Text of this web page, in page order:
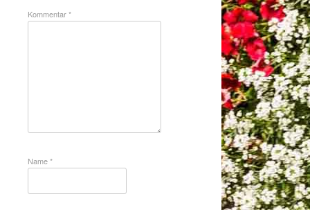
Kommentar*
Name*